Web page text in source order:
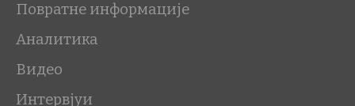
Повратне информације
Аналитика
Видео
Интервјуи